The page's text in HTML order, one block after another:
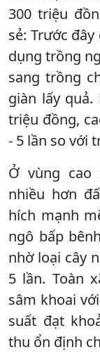
300 triệu
sẻ: Trước
dụng trồng
sang trồng
giàn lấy
triệu đồng,
- 5 lần so với
Ở vùng cao
nhiều hơn
hích mạnh
ngô bấp
nhờ loại cây
5 lần. Toàn
sâm khoai
suất đạt
thu ổn định